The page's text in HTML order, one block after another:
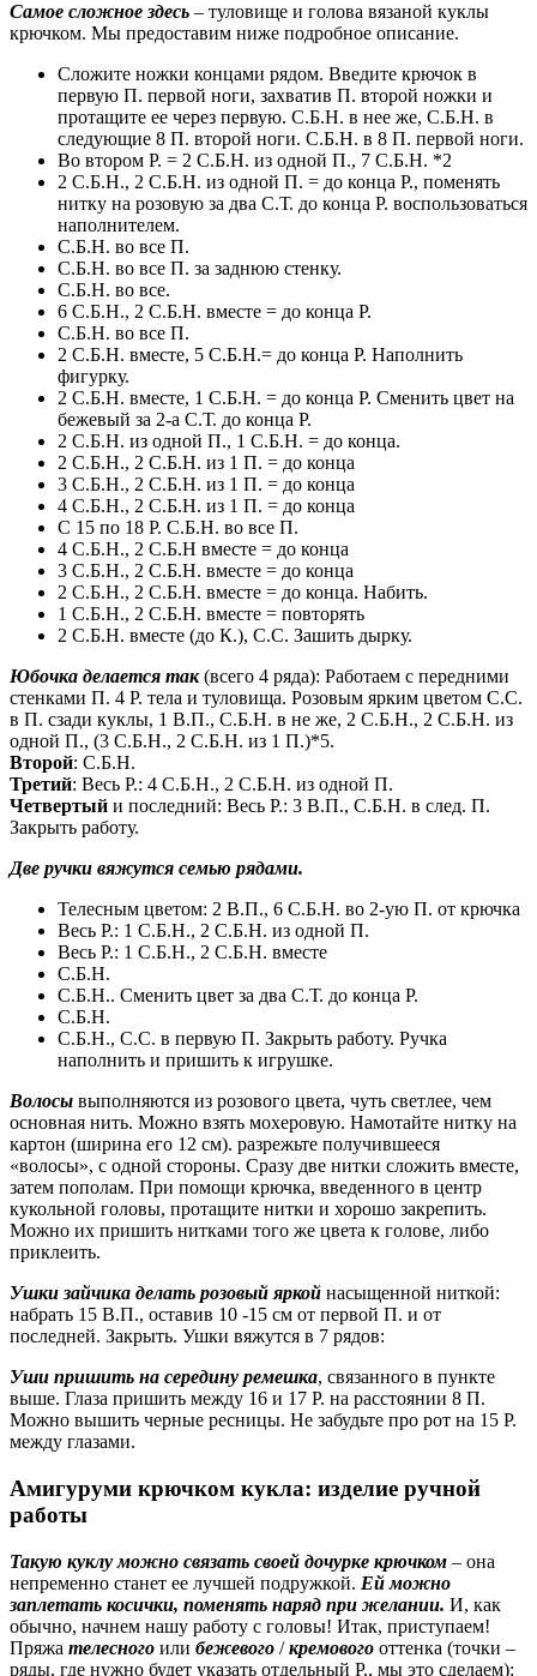
Самое сложное здесь – туловище и голова вязаной куклы
крючком. Мы предоставим ниже подробное описание.
Сложите ножки концами рядом. Введите крючок в
первую П. первой ноги, захватив П. второй ножки и
протащите ее через первую. С.Б.Н. в нее же, С.Б.Н. в
следующие 8 П. второй ноги. С.Б.Н. в 8 П. первой ноги.
Во втором Р. = 2 С.Б.Н. из одной П., 7 С.Б.Н. *2
2 С.Б.Н., 2 С.Б.Н. из одной П. = до конца Р., поменять
нитку на розовую за два С.Т. до конца Р. воспользоваться
наполнителем.
С.Б.Н. во все П.
С.Б.Н. во все П. за заднюю стенку.
С.Б.Н. во все.
6 С.Б.Н., 2 С.Б.Н. вместе = до конца Р.
С.Б.Н. во все П.
2 С.Б.Н. вместе, 5 С.Б.Н.= до конца Р. Наполнить
фигурку.
2 С.Б.Н. вместе, 1 С.Б.Н. = до конца Р. Сменить цвет на
бежевый за 2-а С.Т. до конца Р.
2 С.Б.Н. из одной П., 1 С.Б.Н. = до конца.
2 С.Б.Н., 2 С.Б.Н. из 1 П. = до конца
3 С.Б.Н., 2 С.Б.Н. из 1 П. = до конца
4 С.Б.Н., 2 С.Б.Н. из 1 П. = до конца
С 15 по 18 Р. С.Б.Н. во все П.
4 С.Б.Н., 2 С.Б.Н вместе = до конца
3 С.Б.Н., 2 С.Б.Н. вместе = до конца
2 С.Б.Н., 2 С.Б.Н. вместе = до конца. Набить.
1 С.Б.Н., 2 С.Б.Н. вместе = повторять
2 С.Б.Н. вместе (до К.), С.С. Зашить дырку.
Юбочка делается так(всего 4 ряда): Работаем с передними
стенками П. 4 Р. тела и туловища. Розовым ярким цветом С.С.
в П. сзади куклы, 1 В.П., С.Б.Н. в не же, 2 С.Б.Н., 2 С.Б.Н. из
одной П., (3 С.Б.Н., 2 С.Б.Н. из 1 П.)*5.
Второй: С.Б.Н.
Третий: Весь Р.: 4 С.Б.Н., 2 С.Б.Н. из одной П.
Четвертый и последний: Весь Р.: 3 В.П., С.Б.Н. в след. П.
Закрыть работу.
Две ручки вяжутся семью рядами.
Телесным цветом: 2 В.П., 6 С.Б.Н. во 2-ую П. от крючка
Весь Р.: 1 С.Б.Н., 2 С.Б.Н. из одной П.
Весь Р.: 1 С.Б.Н., 2 С.Б.Н. вместе
С.Б.Н.
С.Б.Н.. Сменить цвет за два С.Т. до конца Р.
С.Б.Н.
С.Б.Н., С.С. в первую П. Закрыть работу. Ручка
наполнить и пришить к игрушке.
Волосы выполняются из розового цвета, чуть светлее, чем
основная нить. Можно взять мохеровую. Намотайте нитку на
картон (ширина его 12 см). разрежьте получившееся
«волосы», с одной стороны. Сразу две нитки сложить вместе,
затем пополам. При помощи крючка, введенного в центр
кукольной головы, протащите нитки и хорошо закрепить.
Можно их пришить нитками того же цвета к голове, либо
приклеить.
Ушки зайчика делать розовый яркой насыщенной ниткой:
набрать 15 В.П., оставив 10 -15 см от первой П. и от
последней. Закрыть. Ушки вяжутся в 7 рядов:
Уши пришить на середину ремешка, связанного в пункте
выше. Глаза пришить между 16 и 17 Р. на расстоянии 8 П.
Можно вышить черные ресницы. Не забудьте про рот на 15 Р.
между глазами.
Амигуруми крючком кукла: изделие ручной
работы
Такую куклу можно связать своей дочурке крючком – она
непременно станет ее лучшей подружкой. Ей можно
заплетать косички, поменять наряд при желании. И, как
обычно, начнем нашу работу с головы! Итак, приступаем!
Пряжа телесного или бежевого /кремового оттенка (точки –
ряды, где нужно будет указать отдельный Р., мы это сделаем):